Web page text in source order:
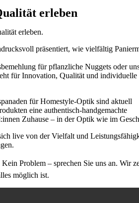
erleben
erleben.
präsentiert, wie vielfältig
für pflanzliche Nuggets oder
für Innovation, Qualität und individuelle
für Homestyle-Optik sind aktuell
eine authentisch-handgemachte
Zuhause – in der Optik wie im
live von der Vielfalt und
Problem – sprechen Sie uns an. Wir
möglich ist.